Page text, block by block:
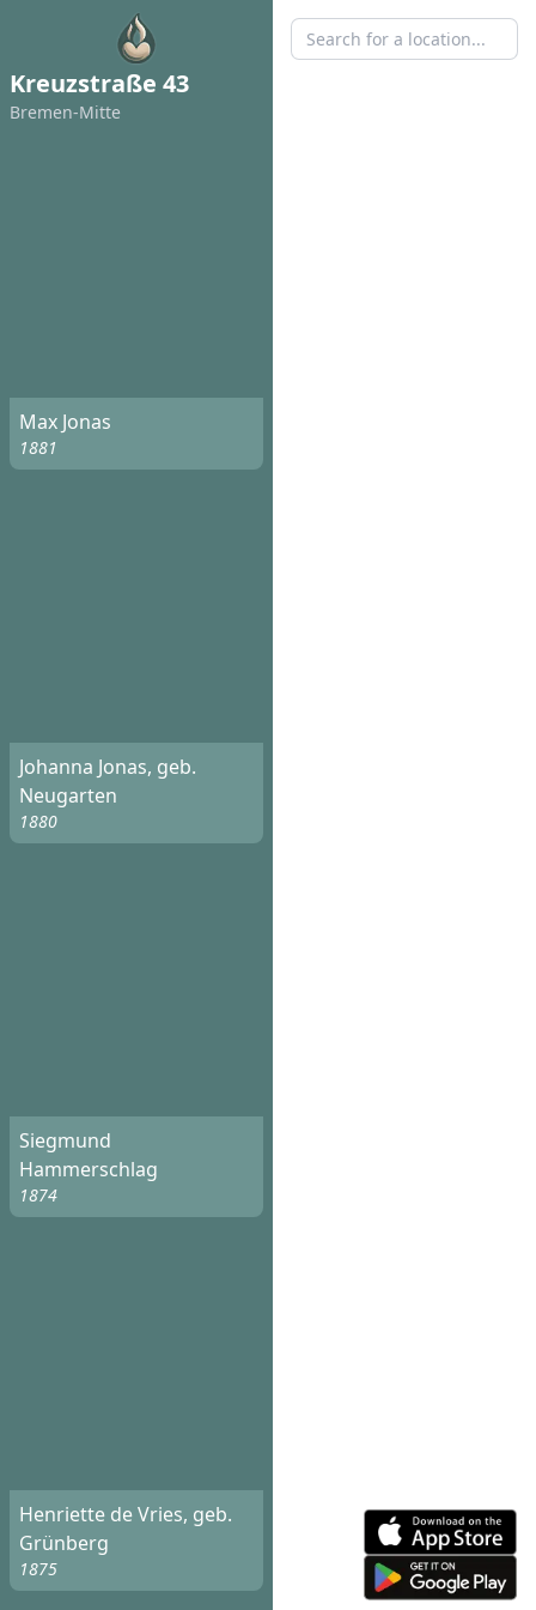
Kreuzstraße 43
Bremen-Mitte
Max Jonas
1881
Johanna Jonas, geb.
Neugarten
1880
Siegmund
Hammerschlag
1874
Henriette de Vries, geb.
Grünberg
1875